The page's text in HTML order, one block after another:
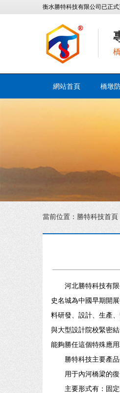
衡水勝特科技有限公司已正
網站首頁 橋墩
當前位置： 勝特科技首頁
河北勝特科技有
史名城為中國早期開
料研發、設計、生產
與大型設計院校緊密
能夠勝任這個特殊應
勝特科技主要產品
用于內河橋梁的
主要形式有：固